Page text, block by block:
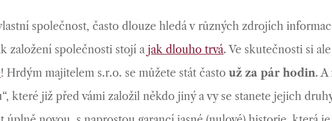
společnost, často dlouze hledá v různých zdrojích
založení společnosti stojí ajak dlouho trvá. Ve skutečnosti si
! Hrdým majitelem s.r.o. se můžete stát častouž za pár hodin. A
které již před vámi založil někdo jiný a vy se stanete jejich